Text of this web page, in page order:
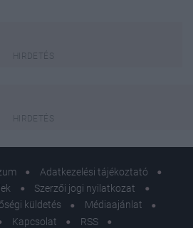
Adatkezelési tájékoztató
Szerzői jogi nyilatkozat
küldetés
Médiaajánlat
Kapcsolat
RSS